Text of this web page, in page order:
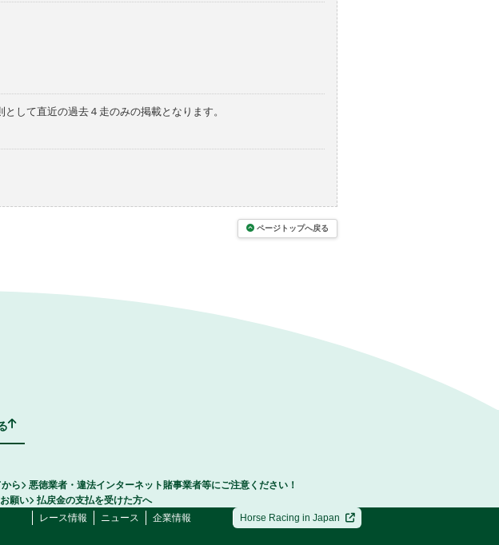
して直近の過去４走のみの掲載となります。
ページトップへ戻る
ら
悪徳業者・違法インターネット賭事業者等にご注意ください！
願い
払戻金の支払を受けた方へ
レース情報 ニュース 企業情報 Horse Racing in Japan